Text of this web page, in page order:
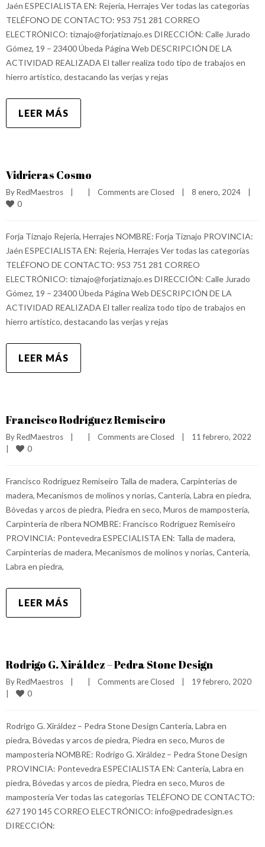
Jaén ESPECIALISTA EN: Rejería, Herrajes Ver todas las categorías
TELÉFONO DE CONTACTO: 953 751 281 CORREO
ELECTRÓNICO: tiznajo@forjatiznajo.es DIRECCIÓN: Calle Jurado
Gómez, 19 – 23400 Úbeda Página Web DESCRIPCIÓN DE LA
ACTIVIDAD REALIZADA El taller realiza todo tipo de trabajos en
hierro artístico, destacando las verjas y rejas
LEER MÁS
Vidrieras Cosmo
By RedMaestros Comments are Closed 8 enero, 2024
0
Forja Tiznajo Rejería, Herrajes NOMBRE: Forja Tiznajo PROVINCIA:
Jaén ESPECIALISTA EN: Rejería, Herrajes Ver todas las categorías
TELÉFONO DE CONTACTO: 953 751 281 CORREO
ELECTRÓNICO: tiznajo@forjatiznajo.es DIRECCIÓN: Calle Jurado
Gómez, 19 – 23400 Úbeda Página Web DESCRIPCIÓN DE LA
ACTIVIDAD REALIZADA El taller realiza todo tipo de trabajos en
hierro artístico, destacando las verjas y rejas
LEER MÁS
Francisco Rodríguez Remiseiro
By RedMaestros Comments are Closed
0
Francisco Rodríguez Remiseiro Talla de madera, Carpinterías de
madera, Mecanismos de molinos y norias, Cantería, Labra en piedra,
Bóvedas y arcos de piedra, Piedra en seco, Muros de mampostería,
Carpintería de ribera NOMBRE: Francisco Rodríguez Remiseiro
PROVINCIA: Pontevedra ESPECIALISTA EN: Talla de madera,
Carpinterías de madera, Mecanismos de molinos y norias, Cantería,
Labra en piedra,
LEER MÁS
Rodrigo G. Xiráldez – Pedra Stone Design
By RedMaestros Comments are Closed
0
Rodrigo G. Xiráldez – Pedra Stone Design Cantería, Labra en
piedra, Bóvedas y arcos de piedra, Piedra en seco, Muros de
mampostería NOMBRE: Rodrigo G. Xiráldez – Pedra Stone Design
PROVINCIA: Pontevedra ESPECIALISTA EN: Cantería, Labra en
piedra, Bóvedas y arcos de piedra, Piedra en seco, Muros de
mampostería Ver todas las categorías TELÉFONO DE CONTACTO:
627 190 145 CORREO ELECTRÓNICO: info@pedradesign.es
DIRECCIÓN: